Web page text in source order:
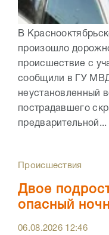
В
произошло
происшествие с
сообщили в ГУ
неустановленный
пострадавшего
предварительной...
Происшествия
Двое
опасный
06.08.2026 12:46